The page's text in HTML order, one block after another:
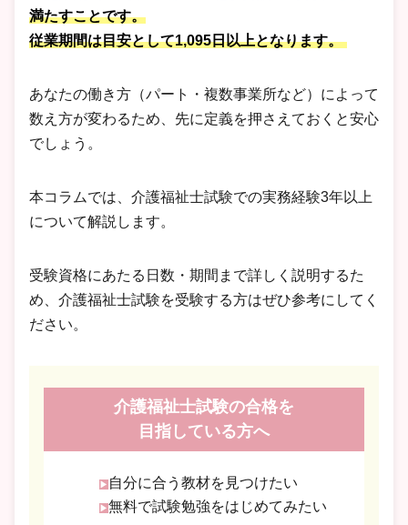
満たすことです。
従業期間は目安として1,095日以上となります。
あなたの働き方（パート・複数事業所など）によって
数え方が変わるため、先に定義を押さえておくと安心
でしょう。
本コラムでは、介護福祉士試験での実務経験3年以上
について解説します。
受験資格にあたる日数・期間まで詳しく説明するた
め、介護福祉士試験を受験する方はぜひ参考にしてく
ださい。
介護福祉士試験の合格を
目指している方へ
自分に合う教材を見つけたい
無料で試験勉強をはじめてみたい